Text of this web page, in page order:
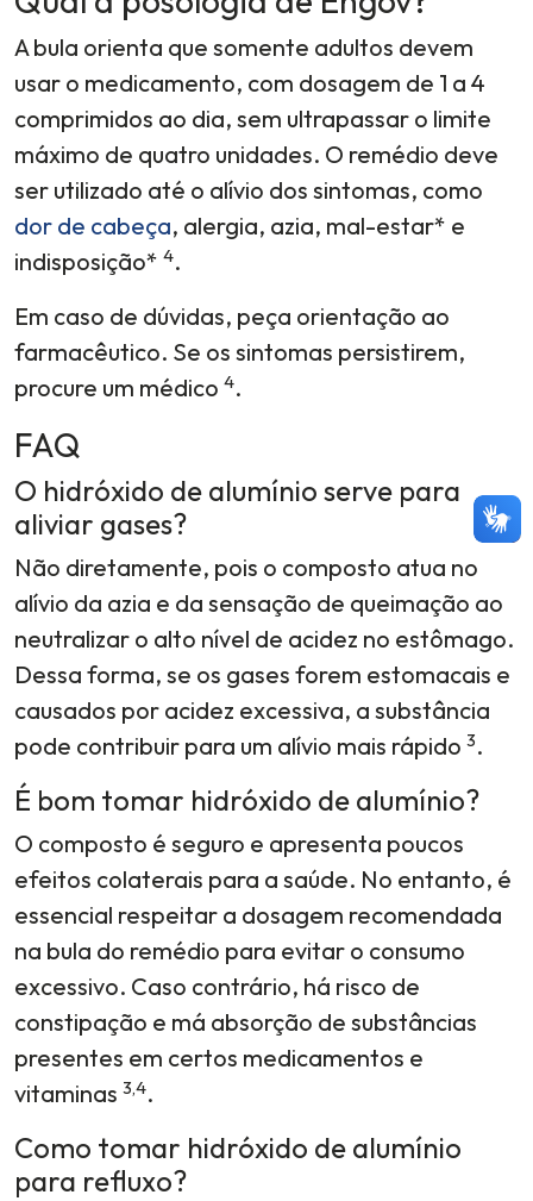
A bula orienta que somente adultos devem
usar o medicamento, com dosagem de 1 a 4
comprimidos ao dia, sem ultrapassar o limite
máximo de quatro unidades. O remédio deve
ser utilizado até o alívio dos sintomas, como
dor de cabeça, alergia, azia, mal-estar* e
indisposição* 4.
Em caso de dúvidas, peça orientação ao
farmacêutico. Se os sintomas persistirem,
procure um médico 4.
FAQ
O hidróxido de alumínio serve para
aliviar gases?
Não diretamente, pois o composto atua no
alívio da azia e da sensação de queimação ao
neutralizar o alto nível de acidez no estômago.
Dessa forma, se os gases forem estomacais e
causados por acidez excessiva, a substância
pode contribuir para um alívio mais rápido 3.
É bom tomar hidróxido de alumínio?
O composto é seguro e apresenta poucos
efeitos colaterais para a saúde. No entanto, é
essencial respeitar a dosagem recomendada
na bula do remédio para evitar o consumo
excessivo. Caso contrário, há risco de
constipação e má absorção de substâncias
presentes em certos medicamentos e
vitaminas 3,4.
Como tomar hidróxido de alumínio
para refluxo?